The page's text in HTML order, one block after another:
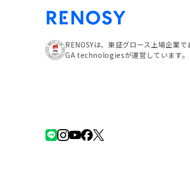
RENOSYは、東証グロース上場企業で
GA technologiesが運営しています。